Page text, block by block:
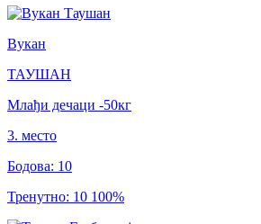
Вукан
ТАУШАН
Млађи дечаци -50кг
3. место
Бодова: 10
Тренутно: 10 100%